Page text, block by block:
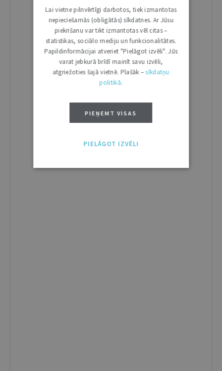
Lai vietne pilnvērtīgi darbotos, tiek izmantotas
nepieciešamās (obligātās) sīkdatnes. Ar Jūsu
piekrišanu var tikt izmantotas vēl citas –
statistikas, sociālo mediju un funkcionalitātes.
Papildinformācijai atveriet "Pielāgot izvēli". Jūs
varat jebkurā brīdī mainīt savu izvēli,
atgriežoties šajā vietnē. Plašāk –sīkdatņu
politikā.
PIEŅEMT VISAS
PIELĀGOT IZVĒLI